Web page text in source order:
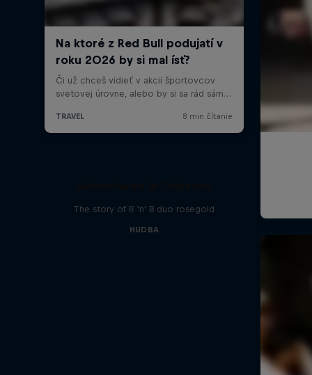
The story of R 'n' B duo rosegold
HUDBA